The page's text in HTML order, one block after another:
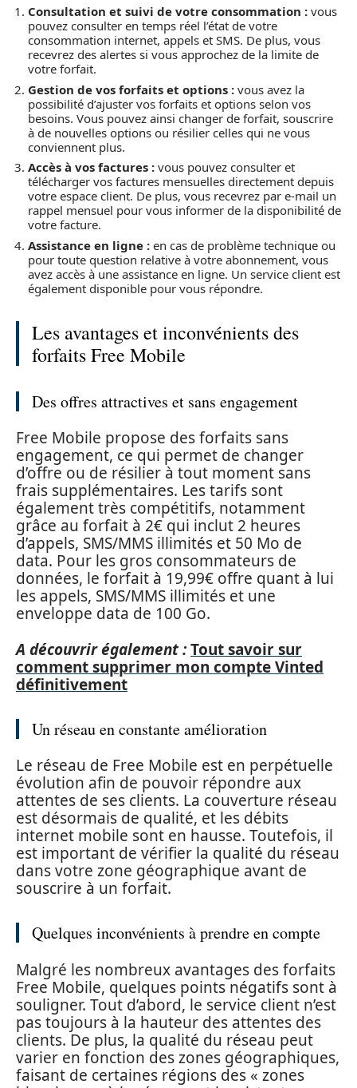
Consultation et suivi de votre consommation : vous
pouvez consulter en temps réel l’état de votre
consommation internet, appels et SMS. De plus, vous
recevrez des alertes si vous approchez de la limite de
votre forfait.
Gestion de vos forfaits et options : vous avez la
possibilité d’ajuster vos forfaits et options selon vos
besoins. Vous pouvez ainsi changer de forfait, souscrire
à de nouvelles options ou résilier celles qui ne vous
conviennent plus.
Accès à vos factures : vous pouvez consulter et
télécharger vos factures mensuelles directement depuis
votre espace client. De plus, vous recevrez par e-mail un
rappel mensuel pour vous informer de la disponibilité de
votre facture.
Assistance en ligne : en cas de problème technique ou
pour toute question relative à votre abonnement, vous
avez accès à une assistance en ligne. Un service client est
également disponible pour vous répondre.
Les avantages et inconvénients des
forfaits Free Mobile
Des offres attractives et sans engagement
Free Mobile propose des forfaits sans
engagement, ce qui permet de changer
d’offre ou de résilier à tout moment sans
frais supplémentaires. Les tarifs sont
également très compétitifs, notamment
grâce au forfait à 2€ qui inclut 2 heures
d’appels, SMS/MMS illimités et 50 Mo de
data. Pour les gros consommateurs de
données, le forfait à 19,99€ offre quant à lui
les appels, SMS/MMS illimités et une
enveloppe data de 100 Go.
A découvrir également :Tout savoir sur
comment supprimer mon compte Vinted
définitivement
Un réseau en constante amélioration
Le réseau de Free Mobile est en perpétuelle
évolution afin de pouvoir répondre aux
attentes de ses clients. La couverture réseau
est désormais de qualité, et les débits
internet mobile sont en hausse. Toutefois, il
est important de vérifier la qualité du réseau
dans votre zone géographique avant de
souscrire à un forfait.
Quelques inconvénients à prendre en compte
Malgré les nombreux avantages des forfaits
Free Mobile, quelques points négatifs sont à
souligner. Tout d’abord, le service client n’est
pas toujours à la hauteur des attentes des
clients. De plus, la qualité du réseau peut
varier en fonction des zones géographiques,
faisant de certaines régions des « zones